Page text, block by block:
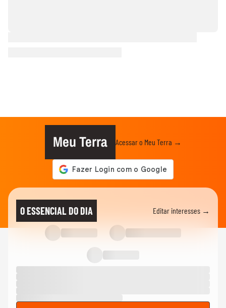
Meu Terra Acessar o Meu Terra →
O ESSENCIAL DO DIA Editar interesses →